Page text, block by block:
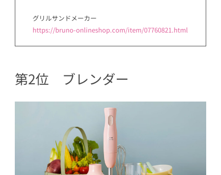
グリルサンドメーカー
https://bruno-onlineshop.com/item/07760821.html
第2位 ブレンダー